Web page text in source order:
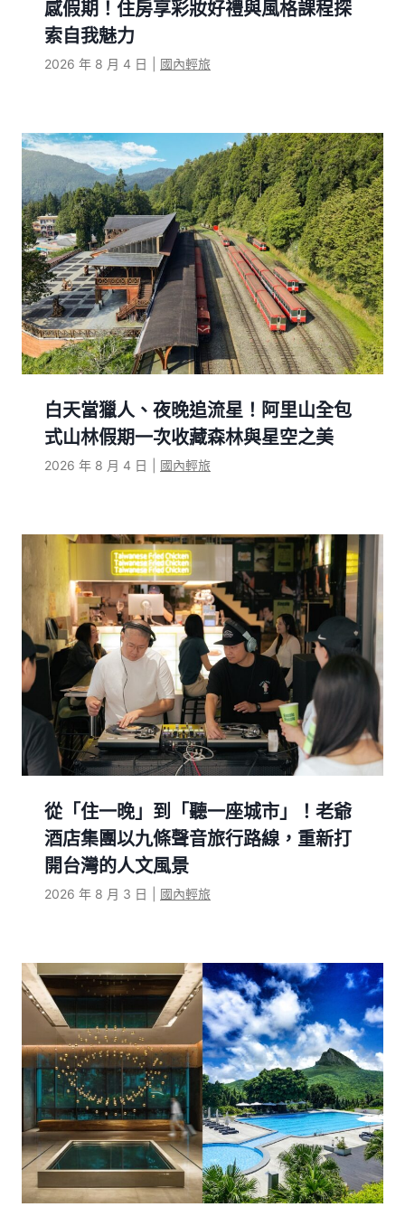
感假期！住房享彩妝好禮與風格課程探
索自我魅力
2026 年 8 月 4 日 國內輕旅
白天當獵人、夜晚追流星！阿里山全包
式山林假期一次收藏森林與星空之美
2026 年 8 月 4 日 國內輕旅
從「住一晚」到「聽一座城市」！老爺
酒店集團以九條聲音旅行路線，重新打
開台灣的人文風景
2026 年 8 月 3 日 國內輕旅